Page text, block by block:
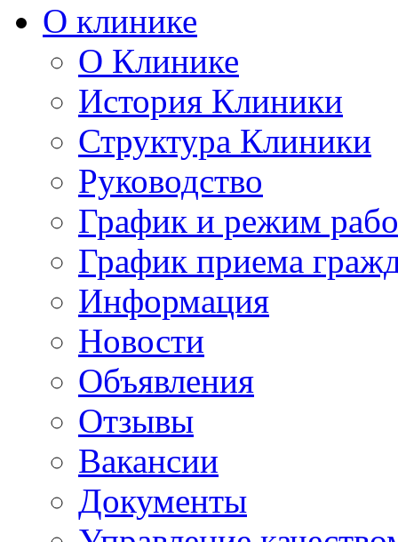
О клинике
О Клинике
История Клиники
Структура Клиники
Руководство
График и режим
График приема
Информация
Новости
Объявления
Отзывы
Вакансии
Документы